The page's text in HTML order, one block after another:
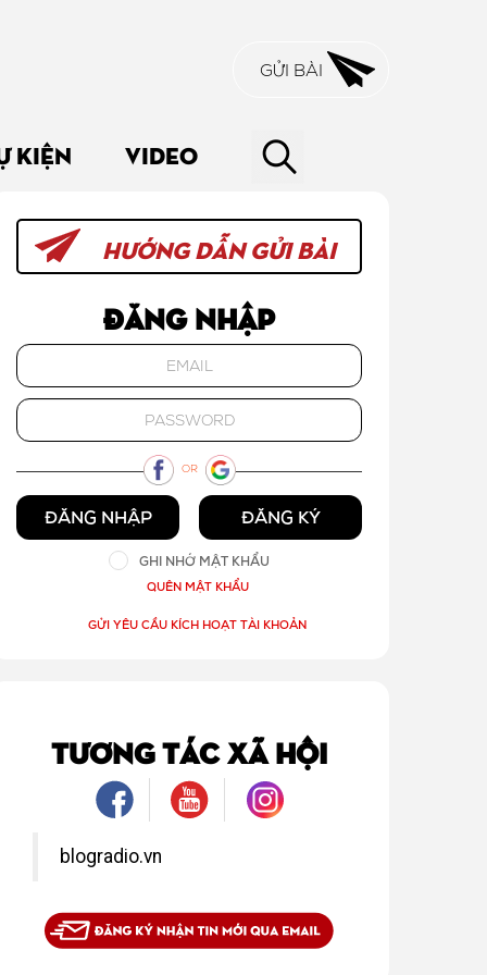
GỬI BÀI
KIỆN VIDEO
HƯỚNG DẪN GỬI BÀI
Đăng nhập
OR
ĐĂNG NHẬP ĐĂNG KÝ
GHI NHỚ MẬT KHẨU
QUÊN MẬT KHẨU
GỬI YÊU CẦU KÍCH HOẠT TÀI KHOẢN
TƯƠNG TÁC XÃ HỘI
blogradio.vn